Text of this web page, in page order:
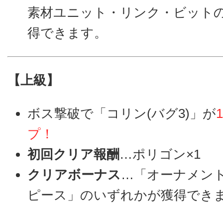
素材ユニット・リンク・ビット
得できます。
【上級】
ボス撃破で「コリン(バグ3)」が
プ！
初回クリア報酬 …ポリゴン×1
クリアボーナス …「オーナメン
ピース」のいずれかが獲得でき